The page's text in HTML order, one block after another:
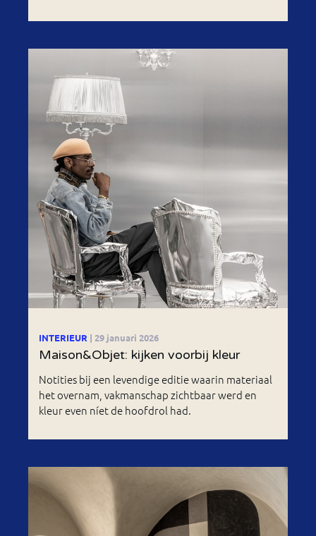
INTERIEUR | 29 januari 2026
Maison&Objet: kijken voorbij kleur
Notities bij een levendige editie waarin materiaal
het overnam, vakmanschap zichtbaar werd en
kleur even níet de hoofdrol had.